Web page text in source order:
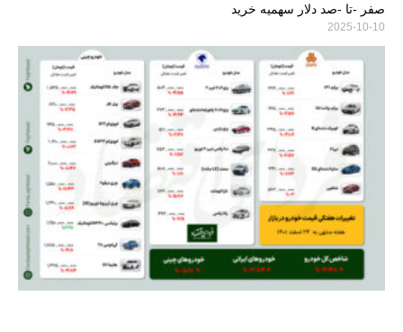
صفر -تا -صد دلار سهمیه خرید
2025-10-10